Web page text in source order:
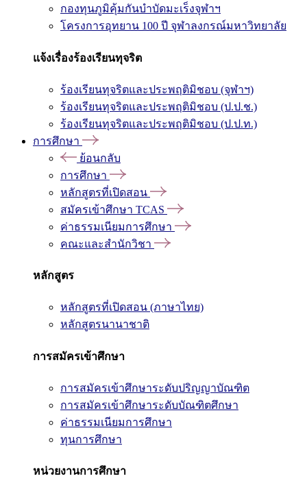
กองทุนภูมิคุ้มกันบำบัดมะเร็งจุฬาฯ
โครงการอุทยาน 100 ปี จุฬาลงกรณ์มหาวิทยาลัย
แจ้งเรื่องร้องเรียนทุจริต
ร้องเรียนทุจริตและประพฤติมิชอบ (จุฬาฯ)
ร้องเรียนทุจริตและประพฤติมิชอบ (ป.ป.ช.)
ร้องเรียนทุจริตและประพฤติมิชอบ (ป.ป.ท.)
การศึกษา
ย้อนกลับ
การศึกษา
หลักสูตรที่เปิดสอน
สมัครเข้าศึกษา TCAS
ค่าธรรมเนียมการศึกษา
คณะและสำนักวิชา
หลักสูตร
หลักสูตรที่เปิดสอน (ภาษาไทย)
หลักสูตรนานาชาติ
การสมัครเข้าศึกษา
การสมัครเข้าศึกษาระดับปริญญาบัณฑิต
การสมัครเข้าศึกษาระดับบัณฑิตศึกษา
ค่าธรรมเนียมการศึกษา
ทุนการศึกษา
หน่วยงานการศึกษา